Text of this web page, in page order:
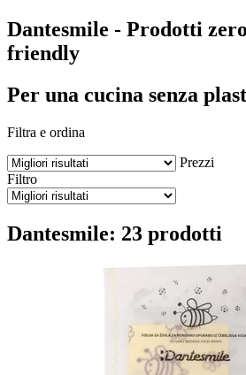
Dantesmile - Prodotti
friendly
Per una cucina senza
Filtra e ordina
Prezzi
Filtro
Dantesmile: 23 prodotti